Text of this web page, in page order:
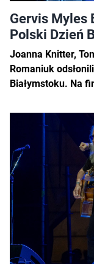
Gervis Myles
Polski Dzień
Joanna Knitter,
Romaniuk
Białymstoku. Na